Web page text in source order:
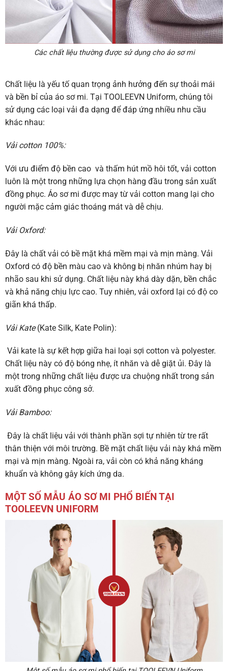
Các chất liệu thường được sử dụng cho áo sơ mi
Chất liệu là yếu tố quan trọng ảnh hưởng đến sự thoải mái
và bền bỉ của áo sơ mi. Tại TOOLEEVN Uniform, chúng tôi
sử dụng các loại vải đa dạng để đáp ứng nhiều nhu cầu
khác nhau:
Vải cotton 100%:
Với ưu điểm độ bền cao và thấm hút mồ hôi tốt, vải cotton
luôn là một trong những lựa chọn hàng đầu trong sản xuất
đồng phục. Áo sơ mi được may từ vải cotton mang lại cho
người mặc cảm giác thoáng mát và dễ chịu.
Vải Oxford:
Đây là chất vải có bề mặt khá mềm mại và mịn màng. Vải
Oxford có độ bền màu cao và không bị nhăn nhúm hay bị
nhão sau khi sử dụng. Chất liệu này khá dày dặn, bền chắc
và khả năng chịu lực cao. Tuy nhiên, vải oxford lại có độ co
giãn khá thấp.
Vải Kate(Kate Silk, Kate Polin):
Vải kate là sự kết hợp giữa hai loại sợi cotton và polyester.
Chất liệu này có độ bóng nhẹ, ít nhăn và dễ giặt ủi. Đây là
một trong những chất liệu được ưa chuộng nhất trong sản
xuất đồng phục công sở.
Vải Bamboo:
Đây là chất liệu vải với thành phần sợi tự nhiên từ tre rất
thân thiện với môi trường. Bề mặt chất liệu vải này khá mềm
mại và mịn màng. Ngoài ra, vải còn có khả năng kháng
khuẩn và không gây kích ứng da.
MỘT SỐ MẪU ÁO SƠ MI PHỔ BIẾN TẠI
TOOLEEVN UNIFORM